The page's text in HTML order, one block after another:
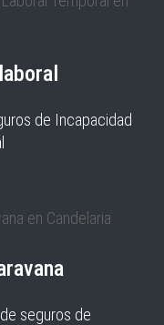
de Incapacidad
seguros de